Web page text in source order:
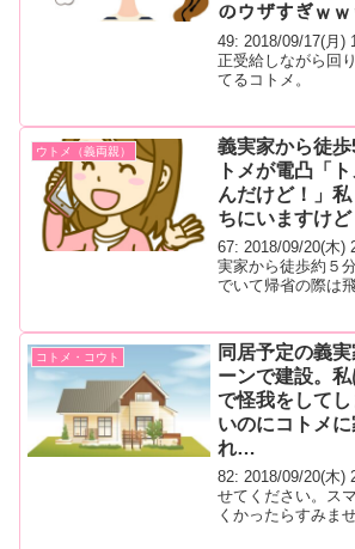
のウザすぎｗｗ
49: 2018/09/17(月)
正受給しながら回
てるコトメ。
ウトメ（義両親）
義実家から徒
トメが電凸「
んだけど！」
ちにいますけ
67: 2018/09/20(木)
実家から徒歩約５
でいて帰省の際は
ほどかかる昨日、
コトメ・コウト
同居予定の義
ーンで建設。
で怪我をして
いのにコトメ
れ…
82: 2018/09/20(木)
せてください。ス
くかったらすみま
を購入し家を建て